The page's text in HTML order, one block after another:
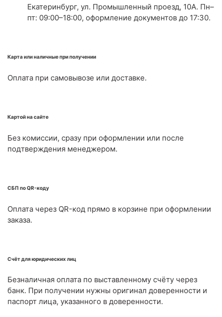
Екатеринбург, ул. Промышленный проезд, 10А. Пн–
пт: 09:00–18:00, оформление документов до 17:30.
Карта или наличные при получении
Оплата при самовывозе или доставке.
Картой на сайте
Без комиссии, сразу при оформлении или после
подтверждения менеджером.
СБП по QR-коду
Оплата через QR-код прямо в корзине при оформлении
заказа.
Счёт для юридических лиц
Безналичная оплата по выставленному счёту через
банк. При получении нужны оригинал доверенности и
паспорт лица, указанного в доверенности.